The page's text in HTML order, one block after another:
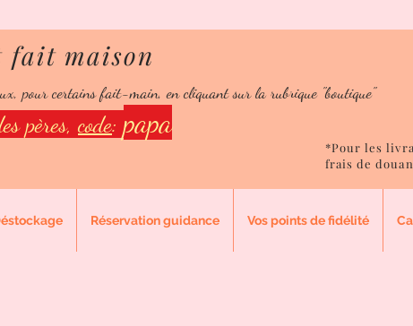
*Pour les
frais de
pour certains fait-main, en cliquant sur la rubrique "boutique"
fait maison
pères, code:papa
Réservation guidance Vos points de fidélité
est fait maison
150 points = 10% de réduction